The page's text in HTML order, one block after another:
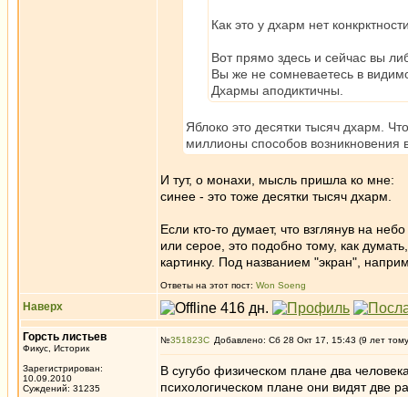
Как это у дхарм нет
Вот прямо здесь и сейчас вы
Вы же не сомневаетесь в
Дхармы аподиктичны.
Яблоко это десятки тысяч дхарм.
миллионы способов возникновения
И тут, о монахи, мысль пришла ко мне:
синее - это тоже десятки тысяч дхарм.
Если кто-то думает, что взглянув на
или серое, это подобно тому, как
картинку. Под названием "экран",
Ответы на этот пост: Won Soeng
Наверх
Горсть листьев
Фикус, Историк
Зарегистрирован:
10.09.2010
Суждений: 31235
№351823 Добавлено: Сб 28 Окт 17, 15:43 (9 лет
В сугубо физическом плане два
психологическом плане они видят две